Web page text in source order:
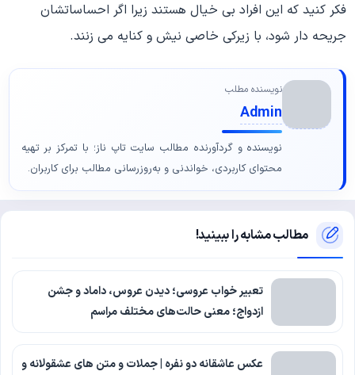
فکر کنید که این افراد بی خیال هستند زیرا اگر احساساتشان
جریحه دار شود، با زیرکی خاصی نیش و کنایه می زنند.
نویسنده مطلب
Admin
نویسنده و گردآورنده مطالب سایت تاپ ناز؛ با تمرکز بر تهیه
محتوای کاربردی، خواندنی و به‌روزرسانی مطالب برای کاربران.
مطالب مشابه را ببینید!
تعبیر خواب عروسی؛ دیدن عروس، داماد و جشن
ازدواج؛ معنی حالت‌های مختلف مراسم
عکس عاشقانه دو نفره | جملات و متن های عشقولانه و